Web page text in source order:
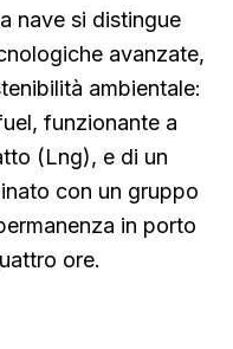
nave si distingue
avanzate,
ambientale:
funzionante a
(Lng), e di un
con un gruppo
in porto
ore.